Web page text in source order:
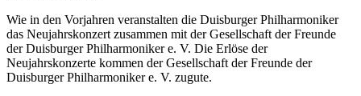
Wie in den Vorjahren veranstalten die Duisburger Philharmoniker
das Neujahrskonzert zusammen mit der Gesellschaft der Freunde
der Duisburger Philharmoniker e. V. Die Erlöse der
Neujahrskonzerte kommen der Gesellschaft der Freunde der
Duisburger Philharmoniker e. V. zugute.